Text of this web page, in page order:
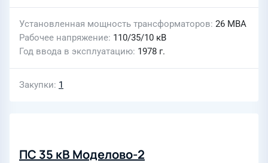
Установленная мощность трансформаторов 26 МВА
Рабочее напряжение 110/35/10 кВ
Год ввода в эксплуатацию 1978 г.
Закупки 1
ПС 35 кВ Моделово-2